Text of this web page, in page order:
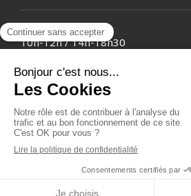
Lejeudi
10h-12h / 14h-18h30
Levendredi
9h-12h30 / 14h-19h
Le samedi
9h-13h